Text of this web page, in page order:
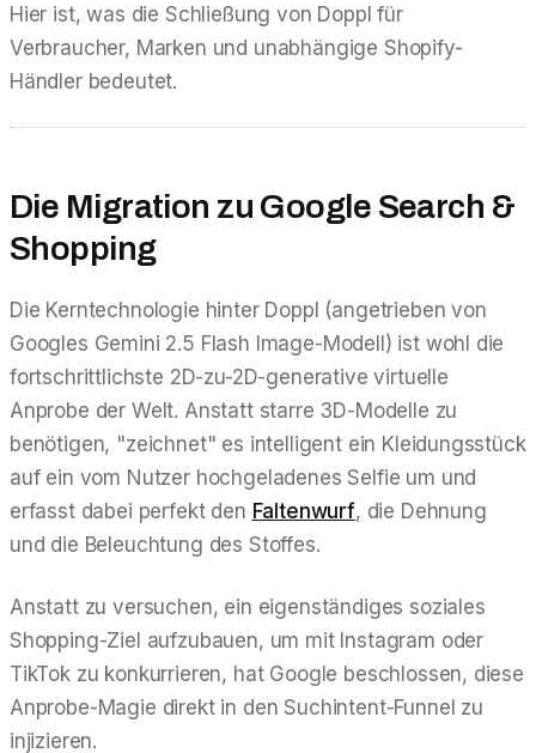
Hier ist, was die Schließung von Doppl für
Verbraucher, Marken und unabhängige Shopify-
Händler bedeutet.
Die Migration zu Google Search &
Shopping
Die Kerntechnologie hinter Doppl (angetrieben von
Googles Gemini 2.5 Flash Image-Modell) ist wohl die
fortschrittlichste 2D-zu-2D-generative virtuelle
Anprobe der Welt. Anstatt starre 3D-Modelle zu
benötigen, "zeichnet" es intelligent ein Kleidungsstück
auf ein vom Nutzer hochgeladenes Selfie um und
erfasst dabei perfekt den Faltenwurf, die Dehnung
und die Beleuchtung des Stoffes.
Anstatt zu versuchen, ein eigenständiges soziales
Shopping-Ziel aufzubauen, um mit Instagram oder
TikTok zu konkurrieren, hat Google beschlossen, diese
Anprobe-Magie direkt in den Suchintent-Funnel zu
injizieren.